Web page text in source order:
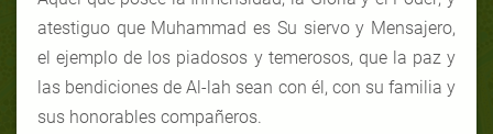
atestiguo que Muhammad es Su siervo y Mensajero,
el ejemplo de los piadosos y temerosos, que la paz y
las bendiciones de Al-lah sean con él, con su familia y
sus honorables compañeros.